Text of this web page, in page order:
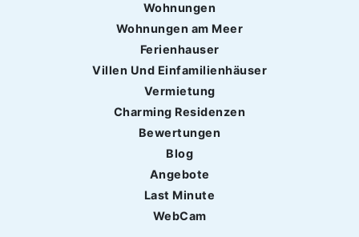
Wohnungen
Wohnungen am Meer
Ferienhauser
Villen Und Einfamilienhäuser
Vermietung
Charming Residenzen
Bewertungen
Blog
Angebote
Last Minute
WebCam